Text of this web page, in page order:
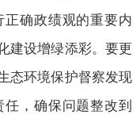
确政绩观的重要内
建设增绿添彩。要更
态环境保护督察发现
，确保问题整改到